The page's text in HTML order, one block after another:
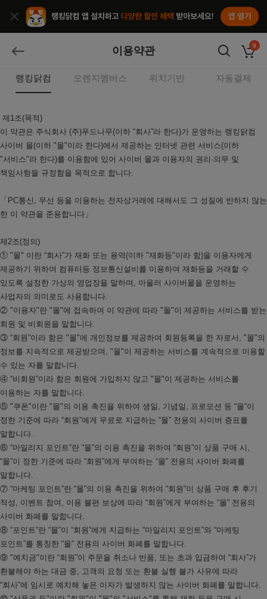
앱열기
종료
뒤로가기 이용약관 장바구
0
랭킹닭컴 오렌지멤버스 위치기반 자동결제
이용약관
제1조(목적)
이 약관은 주식회사 (주)푸드나무(이하 “회사”라 한다)가 운영하는 랭킹닭컴
사이버 몰(이하 "몰"이라 한다)에서 제공하는 인터넷 관련 서비스(이하
"서비스"라 한다)를 이용함에 있어 사이버 몰과 이용자의 권리·의무 및
책임사항을 규정함을 목적으로 합니다.
「PC통신, 무선 등을 이용하는 전자상거래에 대해서도 그 성질에 반하지 않는
한 이 약관을 준용합니다」
제2조(정의)
① "몰" 이란 “회사”가 재화 또는 용역(이하 "재화등"이라 함)을 이용자에게
제공하기 위하여 컴퓨터등 정보통신설비를 이용하여 재화등을 거래할 수
있도록 설정한 가상의 영업장을 말하며, 아울러 사이버몰을 운영하는
사업자의 의미로도 사용합니다.
② "이용자"란 "몰"에 접속하여 이 약관에 따라 "몰"이 제공하는 서비스를 받는
회원 및 비회원을 말합니다.
③ “회원”이라 함은 "몰"에 개인정보를 제공하여 회원등록을 한 자로서, "몰"의
정보를 지속적으로 제공받으며, "몰"이 제공하는 서비스를 계속적으로 이용할
수 있는 자를 말합니다.
④ “비회원”이라 함은 회원에 가입하지 않고 "몰"이 제공하는 서비스를
이용하는 자를 말합니다.
⑤ "쿠폰"이란 "몰"의 이용 촉진을 위하여 생일, 기념일, 프로모션 등 “몰”이
정한 기준에 따라 “회원”에게 무료로 지급하는 “몰” 전용의 사이버 증표를
말합니다.
⑥ “마일리지 포인트”란 “몰”의 이용 촉진을 위하여 “회원”이 상품 구매 시,
“몰”이 정한 기준에 따라 “회원”에게 부여하는 “몰” 전용의 사이버 화폐를
말합니다.
⑦ “마케팅 포인트”란 “몰”의 이용 촉진을 위하여 “회원”이 상품 구매 후 후기
적성, 이벤트 참여, 이용 불편 보상에 따라 “회원”에게 부여하는 “몰” 전용의
사이버 화폐를 말합니다.
⑧ “포인트”란 “몰”이 “회원”에게 지급하는 “마일리지 포인트”와 “마케팅
포인트”를 통칭한 “몰” 전용의 사이버 화폐를 말합니다.
⑨ "예치금"이란 “회원”이 주문을 취소나 반품, 또는 초과 입금하여 “회사”가
환불해야 하는 대금 중, 고객의 요청 또는 환불 실행 불가 사유에 따라
“회사”에 임시로 예치해 놓은 이자가 발생하지 않는 사이버 화폐를 말합니다.